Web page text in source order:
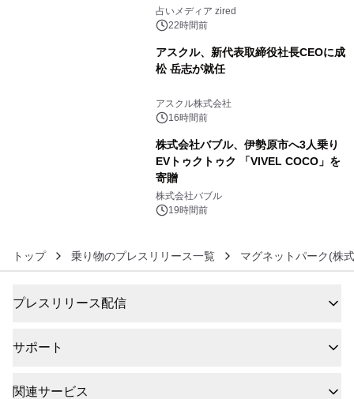
ングを発表
占いメディア zired
22時間前
アスクル、新代表取締役社長CEOに成
松 岳志が就任
アスクル株式会社
16時間前
株式会社バブル、伊勢原市へ3人乗り
EVトゥクトゥク 「VIVEL COCO」を
寄贈
株式会社バブル
19時間前
トップ 乗り物のプレスリリース一覧 マグネットパーク(株
プレスリリース配信
サポート
関連サービス